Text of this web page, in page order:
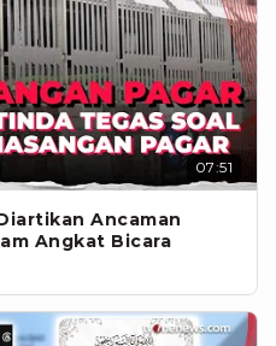
07:51
Ancaman
Angkat Bicara